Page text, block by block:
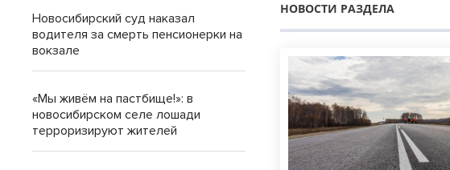
НОВОСТИ РАЗДЕЛА
Новосибирский суд наказал
водителя за смерть пенсионерки на
вокзале
«Мы живём на пастбище!»: в
новосибирском селе лошади
терроризируют жителей